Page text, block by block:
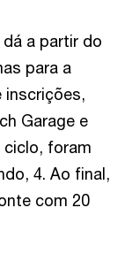
a partir do
para a
inscrições,
Garage e
ciclo, foram
4. Ao final,
com 20